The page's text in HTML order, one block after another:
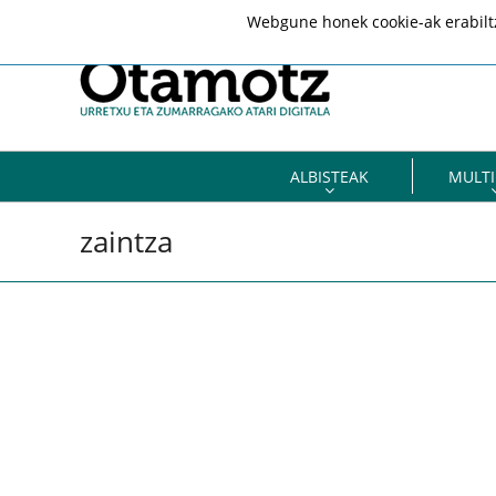
ALBISTEAK
zaintza
Webgune honek cookie-ak